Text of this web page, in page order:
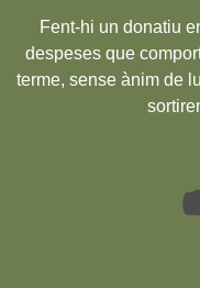
Fent-hi un donatiu
despeses que
terme, sense ànim de